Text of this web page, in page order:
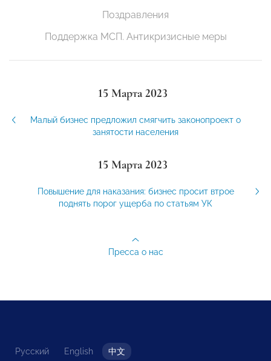
Поздравления
Поддержка МСП. Антикризисные меры
15 Марта 2023
Малый бизнес предложил смягчить законопроект о
занятости населения
15 Марта 2023
Повышение для наказания: бизнес просит втрое
поднять порог ущерба по статьям УК
Пресса о нас
Русский English 中文